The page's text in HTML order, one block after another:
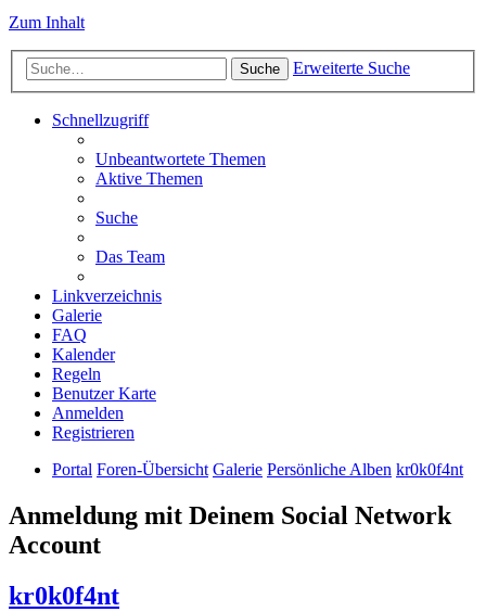
Zum Inhalt
Suche Erweiterte Suche
Schnellzugriff
Unbeantwortete Themen
Aktive Themen
Suche
Das Team
Linkverzeichnis
Galerie
FAQ
Kalender
Regeln
Benutzer Karte
Anmelden
Registrieren
Portal Foren-Übersicht Galerie Persönliche Alben kr0k0f4nt
Anmeldung mit Deinem Social Network
Account
kr0k0f4nt